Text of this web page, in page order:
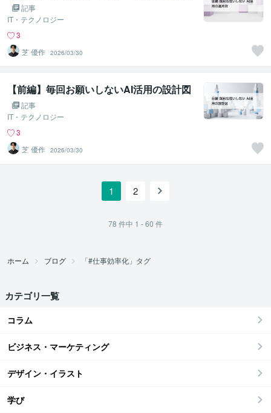
記事
IT・テクノロジー
3
芝 優作 2026/03/30
【前編】毎回お願いしないAI活用の設計図
記事
IT・テクノロジー
3
芝 優作 2026/03/30
1 2
78 件中 1 - 60 件
ホーム ブログ 「#仕事効率化」タグ
カテゴリ一覧
コラム
ビジネス・マーケティング
デザイン・イラスト
学び